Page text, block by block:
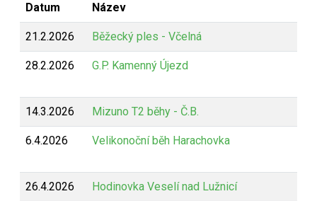
Datum Název
21.2.2026 Běžecký ples - Včelná
28.2.2026 G.P. Kamenný Újezd
14.3.2026 Mizuno T2 běhy - Č.B.
6.4.2026 Velikonoční běh Harachovka
26.4.2026 Hodinovka Veselí nad Lužnicí